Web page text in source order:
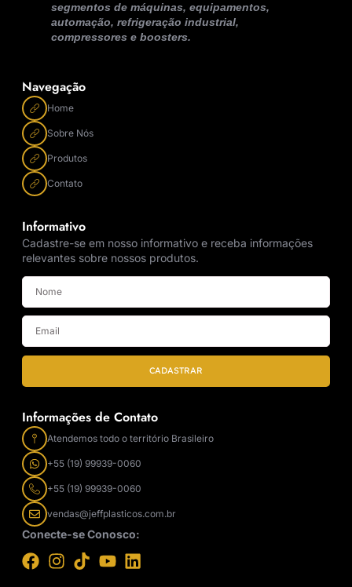
segmentos de máquinas, equipamentos,
automação, refrigeração industrial,
compressores e boosters.
Navegação
Home
Sobre Nós
Produtos
Contato
Informativo
Cadastre-se em nosso informativo e receba informações
relevantes sobre nossos produtos.
CADASTRAR
Informações de Contato
Atendemos todo o território Brasileiro
+55 (19) 99939-0060
+55 (19) 99939-0060
vendas@jeffplasticos.com.br
Conecte-se Conosco: